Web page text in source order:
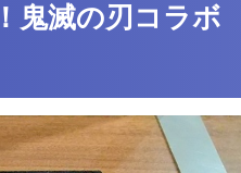
鬼滅の刃コラボ